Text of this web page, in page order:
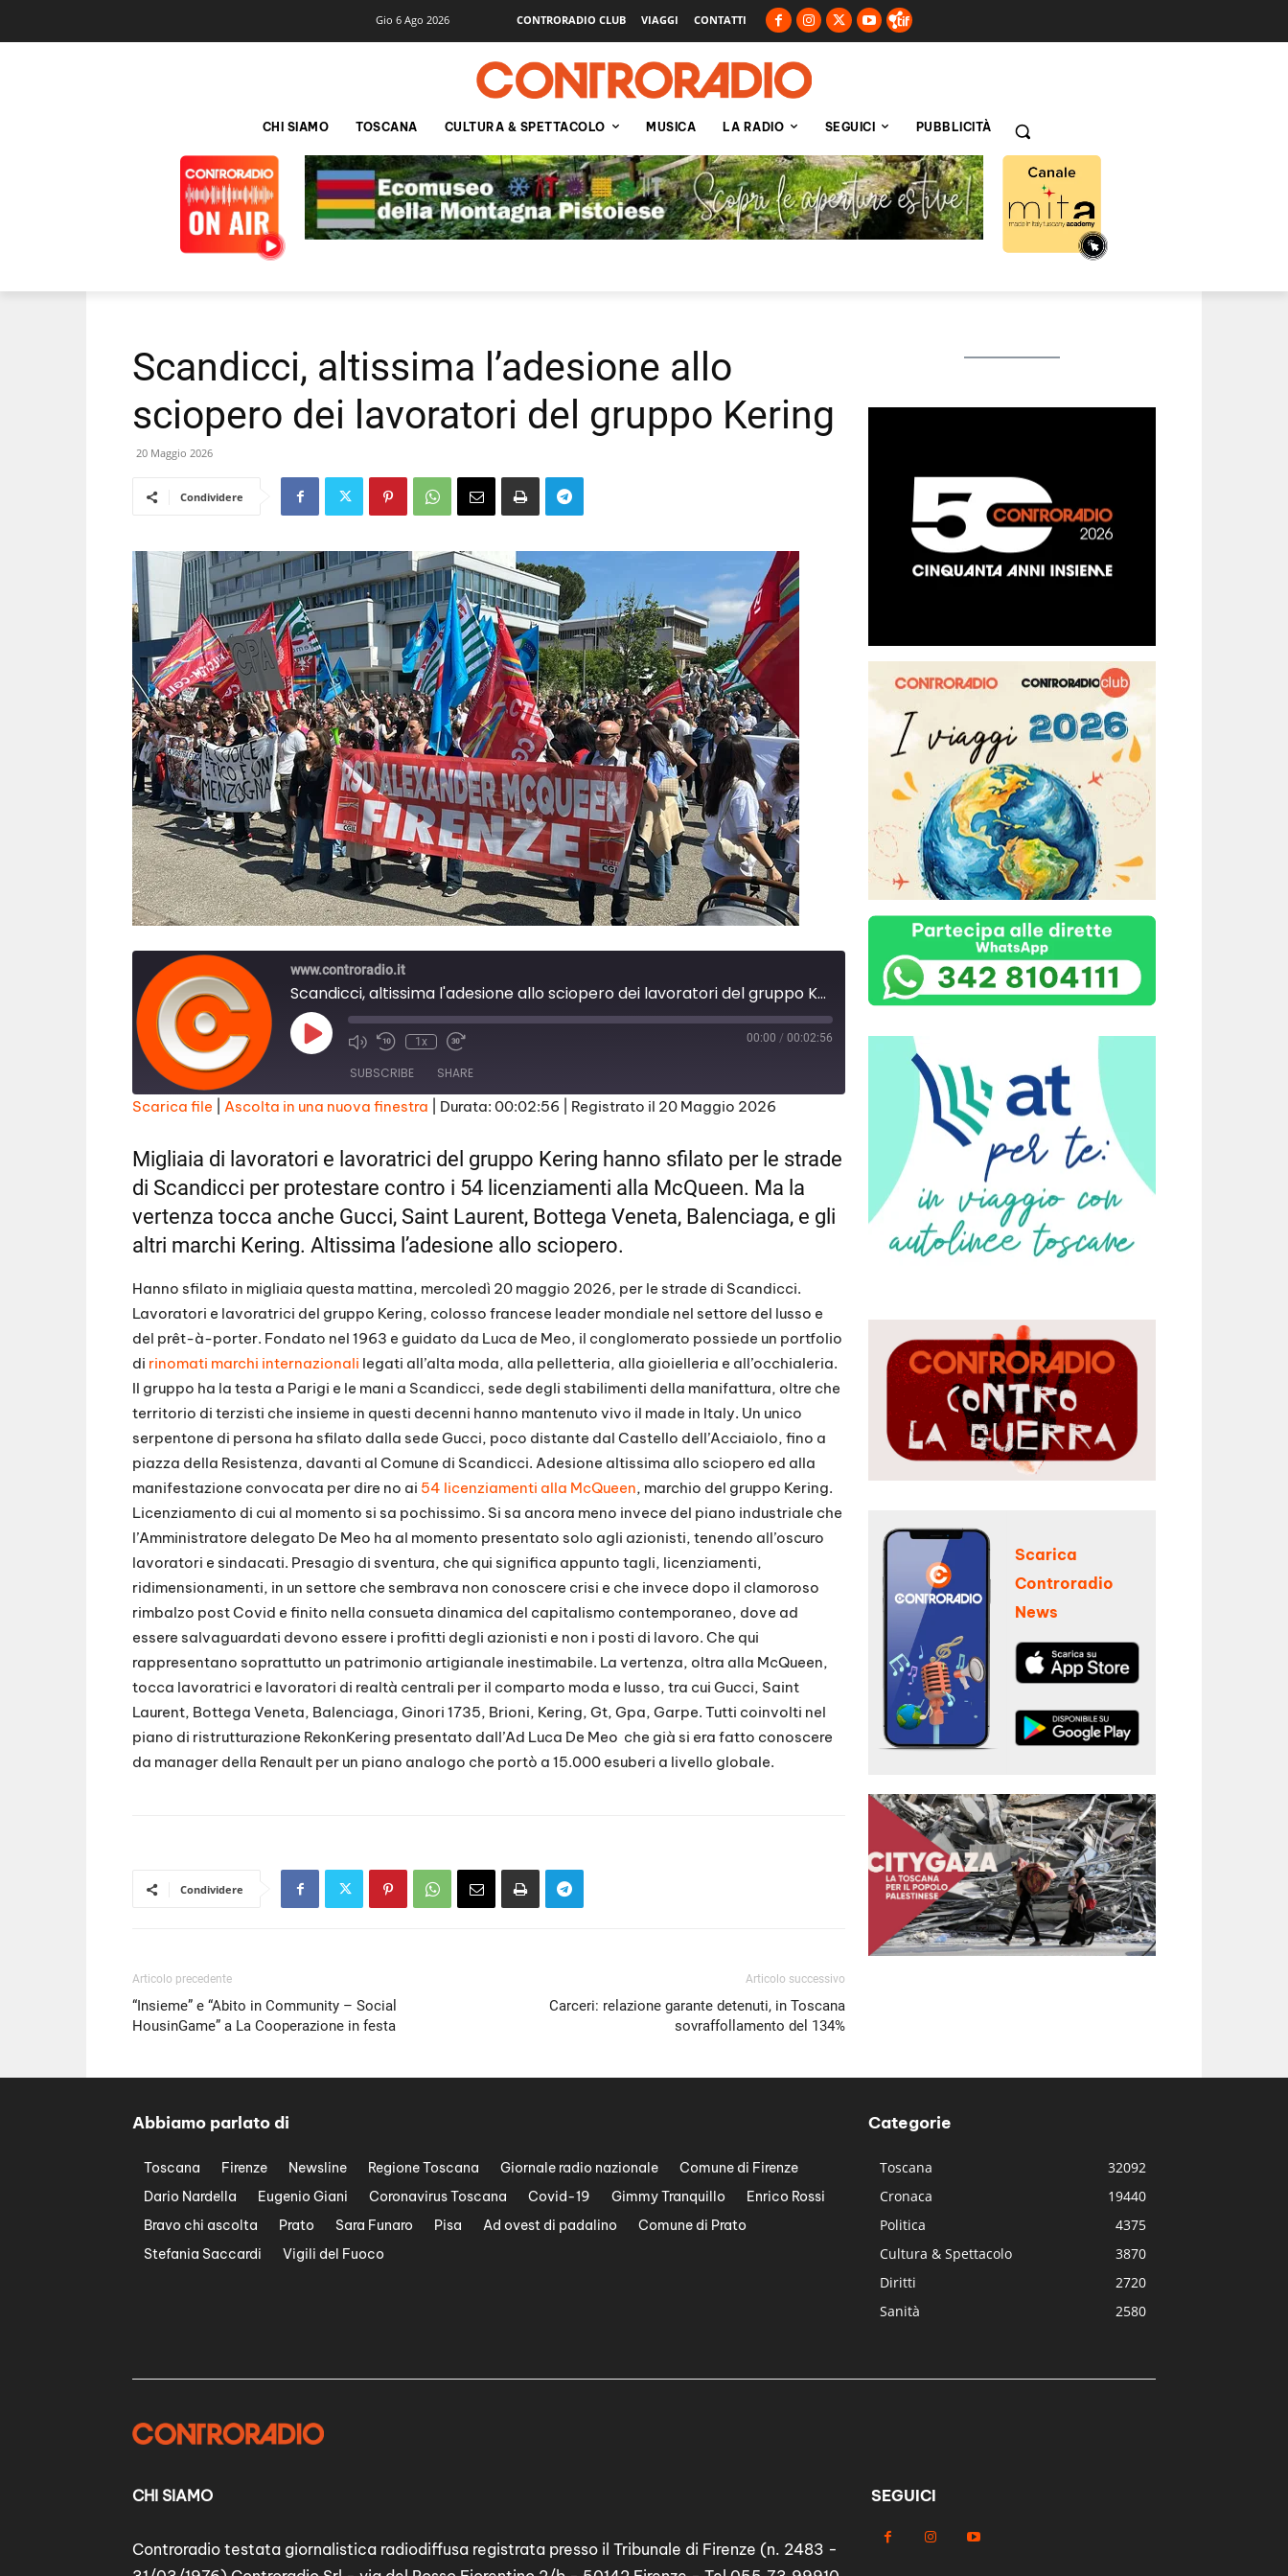
Gio 6 Ago 2026 CONTRORADIO CLUB VIAGGI CONTATTI
CHI SIAMO TOSCANA CULTURA & SPETTACOLO MUSICA LA RADIO SEGUICI PUBBLICITÀ
Scandicci, altissima l’adesione allo
sciopero dei lavoratori del gruppo Kering
20 Maggio 2026
Condividere
www.controradio.it
Scandicci, altissima l'adesione allo sciopero dei lavoratori del gruppo Kering
Play
Episode
1x 00:00 / 00:02:56
SUBSCRIBE SHARE
RSS FEED
LINK
EMBED
Scarica file Ascolta in una nuova finestra Durata: 00:02:56 Registrato il 20 Maggio 2026
Migliaia di lavoratori e lavoratrici del gruppo Kering hanno sfilato per le strade
di Scandicci per protestare contro i 54 licenziamenti alla McQueen. Ma la
vertenza tocca anche Gucci, Saint Laurent, Bottega Veneta, Balenciaga, e gli
altri marchi Kering. Altissima l’adesione allo sciopero.
Hanno sfilato in migliaia questa mattina, mercoledì 20 maggio 2026, per le strade di Scandicci.
Lavoratori e lavoratrici del gruppo Kering, colosso francese leader mondiale nel settore del lusso e
del prêt-à-porter. Fondato nel 1963 e guidato da Luca de Meo, il conglomerato possiede un portfolio
di rinomati marchi internazionali legati all’alta moda, alla pelletteria, alla gioielleria e all’occhialeria.
Il gruppo ha la testa a Parigi e le mani a Scandicci, sede degli stabilimenti della manifattura, oltre che
territorio di terzisti che insieme in questi decenni hanno mantenuto vivo il made in Italy. Un unico
serpentone di persona ha sfilato dalla sede Gucci, poco distante dal Castello dell’Acciaiolo, fino a
piazza della Resistenza, davanti al Comune di Scandicci. Adesione altissima allo sciopero ed alla
manifestazione convocata per dire no ai 54 licenziamenti alla McQueen, marchio del gruppo Kering.
Licenziamento di cui al momento si sa pochissimo. Si sa ancora meno invece del piano industriale che
l’Amministratore delegato De Meo ha al momento presentato solo agli azionisti, tenendo all’oscuro
lavoratori e sindacati. Presagio di sventura, che qui significa appunto tagli, licenziamenti,
ridimensionamenti, in un settore che sembrava non conoscere crisi e che invece dopo il clamoroso
rimbalzo post Covid e finito nella consueta dinamica del capitalismo contemporaneo, dove ad
essere salvaguardati devono essere i profitti degli azionisti e non i posti di lavoro. Che qui
rappresentano soprattutto un patrimonio artigianale inestimabile. La vertenza, oltra alla McQueen,
tocca lavoratrici e lavoratori di realtà centrali per il comparto moda e lusso, tra cui Gucci, Saint
Laurent, Bottega Veneta, Balenciaga, Ginori 1735, Brioni, Kering, Gt, Gpa, Garpe. Tutti coinvolti nel
piano di ristrutturazione RekonKering presentato dall’Ad Luca De Meo che già si era fatto conoscere
da manager della Renault per un piano analogo che portò a 15.000 esuberi a livello globale.
Condividere
Articolo precedente
“Insieme” e “Abito in Community – Social
HousinGame” a La Cooperazione in festa
Articolo successivo
Carceri: relazione garante detenuti, in Toscana
sovraffollamento del 134%
Scarica
Controradio
News
Abbiamo parlato di
Toscana Firenze Newsline Regione Toscana Giornale radio nazionale
Comune di Firenze
Dario Nardella
Eugenio Giani Coronavirus Toscana Covid-19 Gimmy Tranquillo
Enrico Rossi
Bravo chi ascolta
Prato Sara Funaro Pisa Ad ovest di padalino
Comune di Prato
Stefania Saccardi
Vigili del Fuoco
Categorie
Toscana
32092
Cronaca
19440
Politica
4375
Cultura & Spettacolo
3870
Diritti
2720
Sanità
2580
CHI SIAMO
Controradio testata giornalistica radiodiffusa registrata presso il Tribunale di Firenze (n. 2483 -
SEGUICI